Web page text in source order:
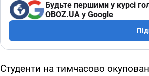
Будьте першими у курсі
OBOZ.UA у Google
Студенти на тимчасово